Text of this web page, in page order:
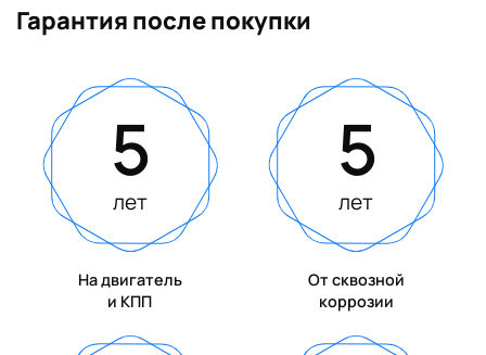
Гарантия после покупки
5
лет
На двигатель
и КПП
5
лет
От сквозной
коррозии